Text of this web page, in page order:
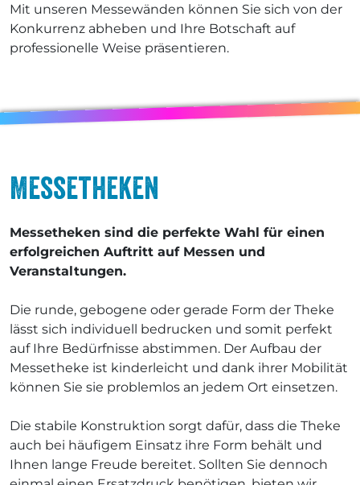
Mit unseren Messewänden können Sie sich von der
Konkurrenz abheben und Ihre Botschaft auf
professionelle Weise präsentieren.
Messetheken
Messetheken sind die perfekte Wahl für einen
erfolgreichen Auftritt auf Messen und
Veranstaltungen.
Die runde, gebogene oder gerade Form der Theke
lässt sich individuell bedrucken und somit perfekt
auf Ihre Bedürfnisse abstimmen. Der Aufbau der
Messetheke ist kinderleicht und dank ihrer Mobilität
können Sie sie problemlos an jedem Ort einsetzen.
Die stabile Konstruktion sorgt dafür, dass die Theke
auch bei häufigem Einsatz ihre Form behält und
Ihnen lange Freude bereitet. Sollten Sie dennoch